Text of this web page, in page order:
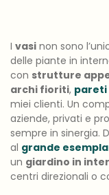
I vasi non sono
delle piante in
con strutture
archi fioriti, pareti
miei clienti. Un
aziende, privati e
sempre in sinergia.
al grande
un giardino in
centri direzionali o